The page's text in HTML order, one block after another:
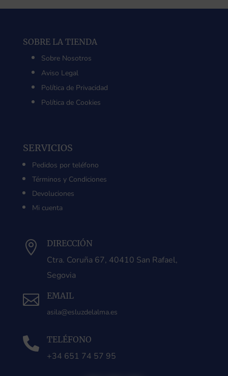
SOBRE LA TIENDA
Sobre Nosotros
Aviso Legal
Política de Privacidad
Política de Cookies
SERVICIOS
Pedidos por teléfono
Términos y Condiciones
Devoluciones
Mi cuenta
 DIRECCIÓN
Ctra. Coruña 67, 40410 San Rafael,
Segovia
 EMAIL
asila@esluzdelalma.es
 TELÉFONO
+34 651 74 57 95